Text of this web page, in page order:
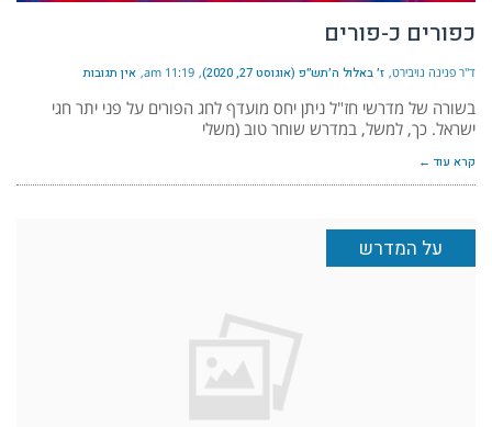
כפורים כ-פורים
ד"ר פנינה נויבירט ז׳ באלול ה׳תש״פ (אוגוסט 27, 2020) 11:19 am אין תגובות
בשורה של מדרשי חז"ל ניתן יחס מועדף לחג הפורים על פני יתר חגי
ישראל. כך, למשל, במדרש שוחר טוב (משלי
קרא עוד ←
על המדרש